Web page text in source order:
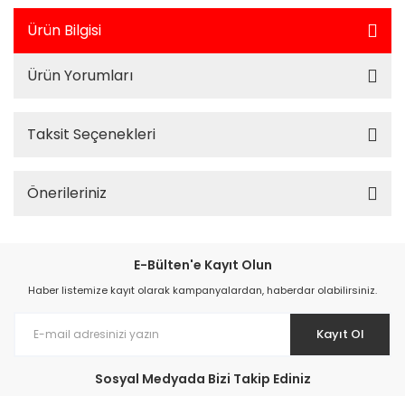
Ürün Bilgisi
Ürün Yorumları
Taksit Seçenekleri
Önerileriniz
E-Bülten'e Kayıt Olun
Haber listemize kayıt olarak kampanyalardan, haberdar olabilirsiniz.
Kayıt Ol
Sosyal Medyada Bizi Takip Ediniz